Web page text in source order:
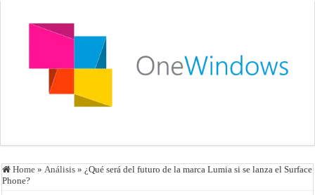
Home » Análisis » ¿Qué será del futuro de la marca Lumia si se lanza el Surface
Phone?